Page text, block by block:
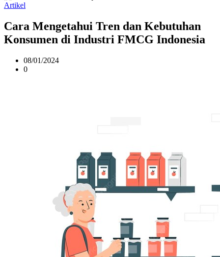
Artikel
Cara Mengetahui Tren dan Kebutuhan
Konsumen di Industri FMCG Indonesia
08/01/2024
0